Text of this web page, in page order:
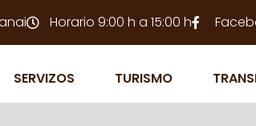
Horario 9:00 h a 15:00 h
SERVIZOS TURISMO